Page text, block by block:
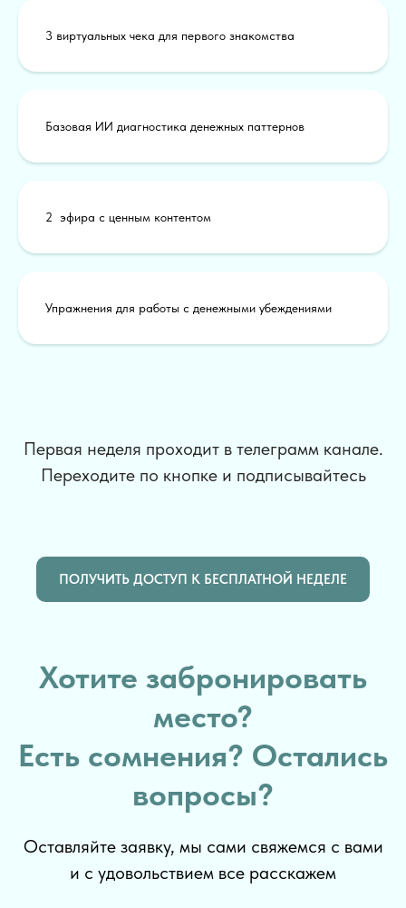
3 виртуальных чека для первого знакомства
Базовая ИИ диагностика денежных паттернов
2 эфира с ценным контентом
Упражнения для работы с денежными убеждениями
Первая неделя проходит в телеграмм канале.
Переходите по кнопке и подписывайтесь
ПОЛУЧИТЬ ДОСТУП К БЕСПЛАТНОЙ НЕДЕЛЕ
Хотите забронировать
место?
Есть сомнения? Остались
вопросы?
Оставляйте заявку, мы сами свяжемся с вами
и с удовольствием все расскажем